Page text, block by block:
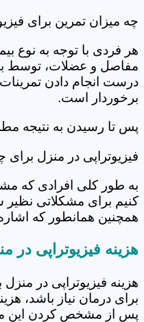
چه میزان تمرین برای
هر فردی با توجه به نوع
مفاصل و عضلات، توسط
درست انجام دادن تمرینات
برخوردار است.
پس تا رسیدن به نتیجه
فیزیوتراپی در منزل
به طور کلی افرادی که
کنیم برای مشکلاتی
همچنین همانطور که
هزینه فیزیوتراپی
هزینه فیزیوتراپی در
برای درمان نیاز باشد،
پس از مشخص کردن این